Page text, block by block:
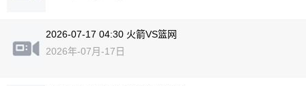
2026-07-17 04:30 火箭VS篮网
2026年-07月-17日